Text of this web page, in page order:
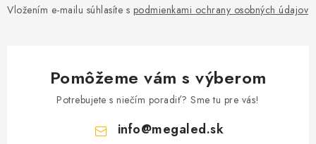
Vložením e-mailu súhlasíte s podmienkami ochrany osobných údajov
Pomôžeme vám s výberom
Potrebujete s niečím poradiť? Sme tu pre vás!
info@megaled.sk